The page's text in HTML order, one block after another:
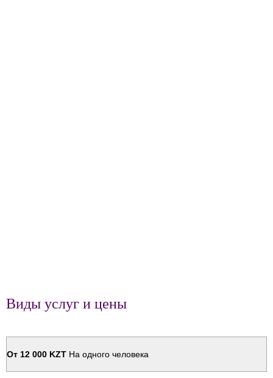
Виды услуг и цены
От 12 000 KZT На одного человека